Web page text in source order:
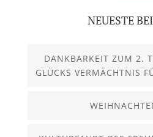
NEUESTE
DANKBARKEIT ZUM 2.
GLÜCKS VERMÄCHTNIS